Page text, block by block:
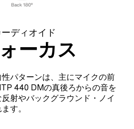
ディオイド
ーカス
パターンは、主にマイクの前
440 DMの真後ろからの音を
射やバックグラウンド・ノイ
す。